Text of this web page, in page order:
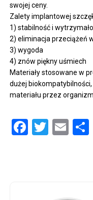
swojej ceny.
Zalety implantowej
1) stabilność i
2) eliminacja przeciążeń
3) wygoda
4) znów piękny uśmiech
Materiały stosowane w
dużej
materiału przez organizm.
Facebook
Twitter